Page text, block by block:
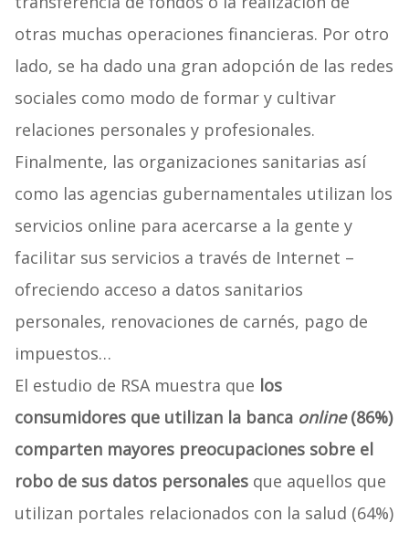
otras muchas operaciones financieras. Por otro
lado, se ha dado una gran adopción de las redes
sociales como modo de formar y cultivar
relaciones personales y profesionales.
Finalmente, las organizaciones sanitarias así
como las agencias gubernamentales utilizan los
servicios online para acercarse a la gente y
facilitar sus servicios a través de Internet –
ofreciendo acceso a datos sanitarios
personales, renovaciones de carnés, pago de
impuestos…
El estudio de RSA muestra que los
consumidores que utilizan la banca online(86%)
comparten mayores preocupaciones sobre el
robo de sus datos personalesque aquellos que
utilizan portales relacionados con la salud (64%)